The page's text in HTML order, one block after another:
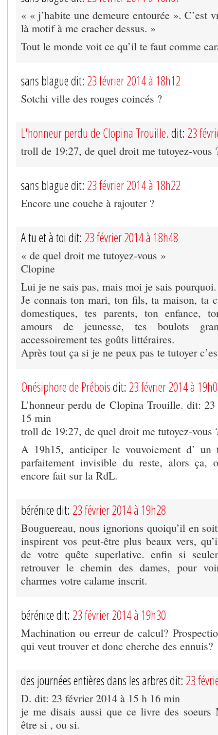
« « j’habite une demeure entourée ». C’est
là motif à me cracher dessus. »
Tout le monde voit ce qu’il te faut comme
sans blague dit: 23 février 2014 à 18h12
Sotchi ville des rouges coincés ?
L'honneur perdu de Clopina Trouille. dit: 23
troll de 19:27, de quel droit me tutoyez-vous
sans blague dit: 23 février 2014 à 18h22
Encore une couche à rajouter ?
A tu et à toi dit: 23 février 2014 à 18h48
« de quel droit me tutoyez-vous »
Clopine
Lui je ne sais pas, mais moi je sais pourquoi.
Je connais ton mari, ton fils, ta maison, ta
domestiques, tes parents, ton enfance,
amours de jeunesse, tes boulots
accessoirement tes goûts littéraires.
Après tout ça si je ne peux pas te tutoyer
Onésiphore de Préboisdit: 23 février 2014 à
L’honneur perdu de Clopina Trouille. dit:
15 min
troll de 19:27, de quel droit me tutoyez-vous
A 19h15, anticiper le vouvoiement d’
parfaitement invisible du reste, alors ça,
encore fait sur la RdL.
bérénice dit: 23 février 2014 à 19h28
Bouguereau, nous ignorions quoiqu’il en
inspirent vos peut-être plus beaux vers,
de votre quête superlative. enfin si
retrouver le chemin des dames, pour
charmes votre calame inscrit.
bérénice dit: 23 février 2014 à 19h30
Machination ou erreur de calcul?
qui veut trouver et donc cherche des ennuis?
des journées entières dans les arbres dit: 23
D. dit: 23 février 2014 à 15 h 16 min
je me disais aussi que ce livre des soeurs
être si , ou si.